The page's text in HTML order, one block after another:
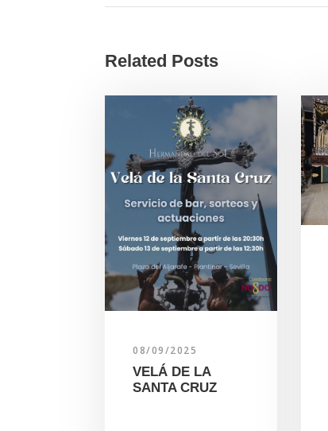
Related Posts
08/09/2025
VELÁ DE LA
SANTA CRUZ